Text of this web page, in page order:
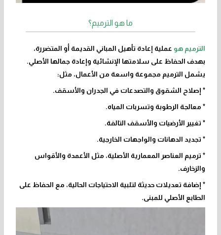
ما هو الترميم؟
الترميم هو عملية إعادة تأهيل المباني القديمة أو المتضررة،
بهدف الحفاظ على سلامتها الإنشائية وإعادة جمالها الأصلي.
يشمل الترميم مجموعة واسعة من الأعمال، مثل:
* إصلاح الشقوق والتصدعات في الجدران والأسقف.
* معالجة الرطوبة وتسربات المياه.
* تغيير الأرضيات والأسقف التالفة.
* تجديد الدهانات والواجهات الخارجية.
* ترميم العناصر المعمارية الأصلية، مثل الأعمدة والأقواس
والزخارف.
* إضافة تعديلات حديثة لتلبية الاحتياجات الحالية، مع الحفاظ على
الطابع الأصلي للمبنى.